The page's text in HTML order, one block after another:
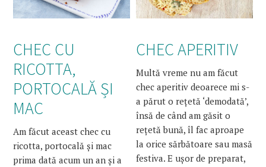
CHEC CU
RICOTTA,
PORTOCALĂ ȘI
MAC
Am făcut aceast chec cu
ricotta, portocală și mac
prima dată acum un an și a
CHEC APERITIV
Multă vreme nu am făcut
chec aperitiv deoarece mi s-
a părut o rețetă ‘demodată’,
însă de când am găsit o
rețetă bună, îl fac aproape
la orice sărbătoare sau masă
festiva. E ușor de preparat,